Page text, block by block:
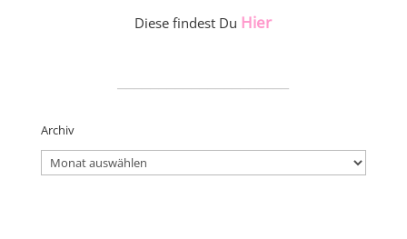
Diese findest Du Hier
Archiv
Archiv